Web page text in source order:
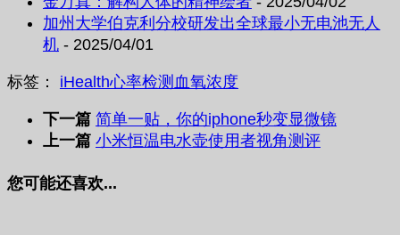
加州大学伯克利分校研发出全球最小无电池无人
机 - 2025/04/01
标签： iHealth心率检测 血氧浓度
下一篇 简单一贴，你的iphone秒变显微镜
上一篇 小米恒温电水壶使用者视角测评
您可能还喜欢...